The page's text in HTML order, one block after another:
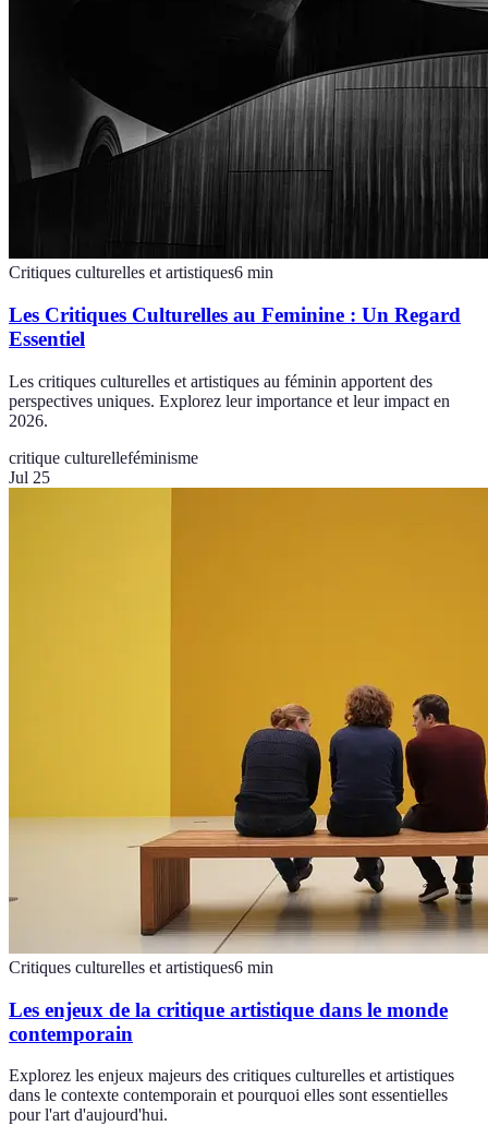
Critiques culturelles et artistiques6 min
Les Critiques Culturelles au Feminine : Un Regard
Essentiel
Les critiques culturelles et artistiques au féminin apportent des
perspectives uniques. Explorez leur importance et leur impact en
2026.
critique culturelleféminisme
Jul 25
Critiques culturelles et artistiques6 min
Les enjeux de la critique artistique dans le monde
contemporain
Explorez les enjeux majeurs des critiques culturelles et artistiques
dans le contexte contemporain et pourquoi elles sont essentielles
pour l'art d'aujourd'hui.